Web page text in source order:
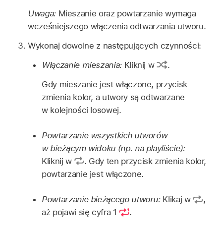
Uwaga:Mieszanie oraz powtarzanie wymaga
wcześniejszego włączenia odtwarzania utworu.
Wykonaj dowolne z następujących czynności:
Włączanie mieszania:Kliknij w
.
Gdy mieszanie jest włączone, przycisk
zmienia kolor, a utwory są odtwarzane
w kolejności losowej.
Powtarzanie wszystkich utworów
w bieżącym widoku (np. na playliście):
Kliknij w
. Gdy ten przycisk zmienia kolor,
powtarzanie jest włączone.
Powtarzanie bieżącego utworu:Klikaj w
,
aż pojawi się cyfra 1
.